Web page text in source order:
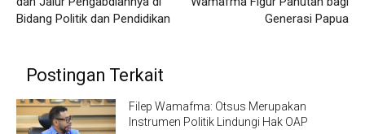
Bidang Politik dan Pendidikan
Generasi Papua
Postingan Terkait
Filep Wamafma: Otsus Merupakan
Instrumen Politik Lindungi Hak OAP